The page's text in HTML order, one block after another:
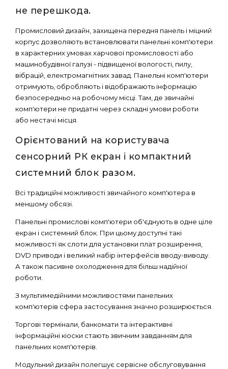
не перешкода.
Промисловий дизайн, захищена передня панель і міцний
корпус дозволяють встановлювати панельні комп'ютери
в характерних умовах харчової промисловості або
машинобудівної галузі - підвищеної вологості, пилу,
вібрацій, електромагнітних завад. Панельні комп'ютери
отримують, обробляють і відображають інформацію
безпосередньо на робочому місці. Там, де звичайні
комп'ютери не придатні через складні умови роботи
або нестачі місця.
Орієнтований на користувача
сенсорний РК екран і компактний
системний блок разом.
Всі традиційні можливості звичайного комп'ютера в
меншому обсязі.
Панельні промислові комп'ютери об'єднують в одне ціле
екран і системний блок. При цьому доступні такі
можливості як слоти для установки плат розширення,
DVD приводи і великий набір інтерфейсів вводу-виводу.
А також пасивне охолодження для більш надійної
роботи.
З мультимедійними можливостями панельних
комп'ютерів сфера застосування значно розширюється.
Торгові термінали, банкомати та інтерактивні
інформаційні кіоски стають звичним завданням для
панельних комп'ютерів.
Модульний дизайн полегшує сервісне обслуговування